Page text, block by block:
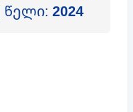
წელი: 2024